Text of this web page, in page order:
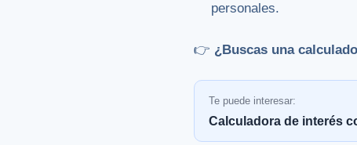
personales.
👉 ¿Buscas una
Te puede interesar:
Calculadora de interés